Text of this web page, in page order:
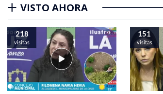
VISTO AHORA
218
visitas
151
visitas